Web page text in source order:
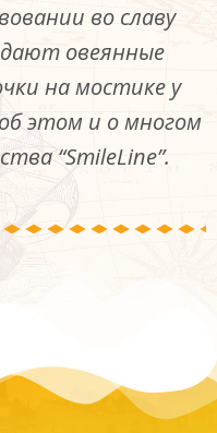
во славу
овеянные
на мостике у
этом и о многом
“SmileLine”.